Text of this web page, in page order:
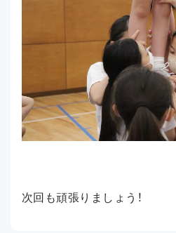
次回も頑張りましょう！